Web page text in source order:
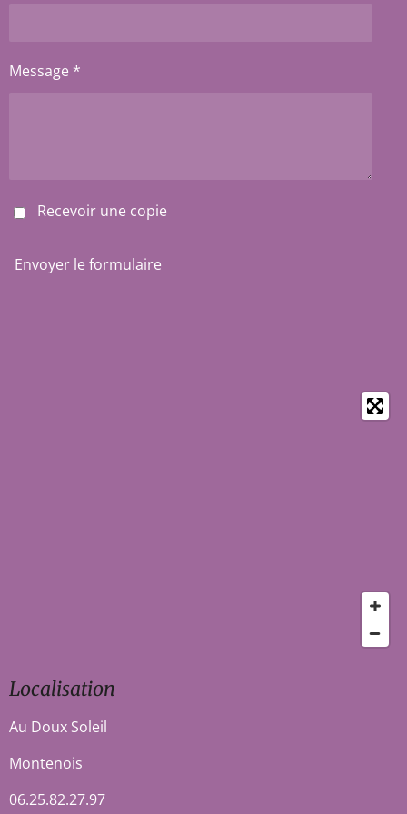
Message *
Recevoir une copie
Envoyer le formulaire
Localisation
Au Doux Soleil
Montenois
06.25.82.27.97